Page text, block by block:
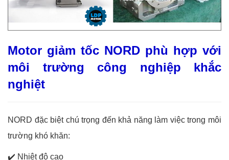
Motor giảm tốc NORD phù hợp với
môi trường công nghiệp khắc
nghiệt
NORD đặc biệt chú trọng đến khả năng làm việc trong môi
trường khó khăn:
✔️ Nhiệt độ cao